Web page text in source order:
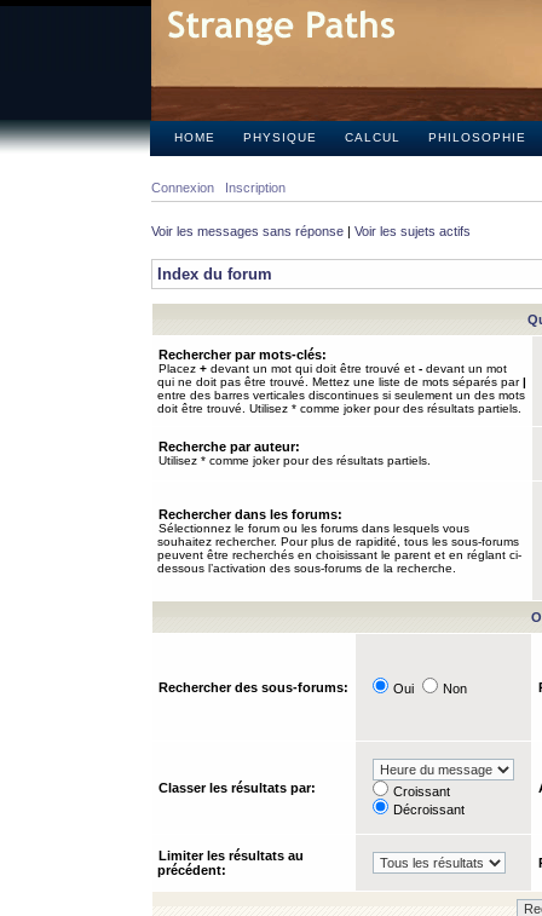
HOME PHYSIQUE CALCUL PHILOSOPHIE
Connexion Inscription
Voir les messages sans réponse | Voir les sujets actifs
Index du forum
Rechercher par mots-clés:
Placez + devant un mot qui doit être trouvé et - devant un mot
qui ne doit pas être trouvé. Mettez une liste de mots séparés par|
entre des barres verticales discontinues si seulement un des mots
doit être trouvé. Utilisez * comme joker pour des résultats partiels.
Recherche par auteur:
Utilisez * comme joker pour des résultats partiels.
Rechercher dans les forums:
Sélectionnez le forum ou les forums dans lesquels vous
souhaitez rechercher. Pour plus de rapidité, tous les sous-forums
peuvent être recherchés en choisissant le parent et en réglant ci-
dessous l’activation des sous-forums de la recherche.
Rechercher des sous-forums: Oui Non
Classer les résultats par:
Croissant
Décroissant
Limiter les résultats au
précédent: